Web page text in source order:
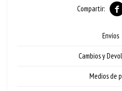

Envíos
Cambios y
Medios de